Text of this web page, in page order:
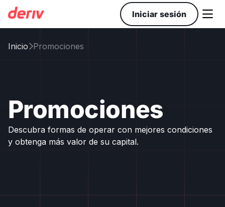
Iniciar sesión 
InicioPromociones
Promociones
Descubra formas de operar con mejores condiciones
y obtenga más valor de su capital.